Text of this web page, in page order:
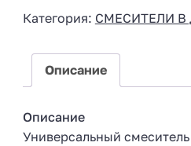
Категория: СМЕСИТЕЛИ
Описание
Описание
Универсальный смеситель